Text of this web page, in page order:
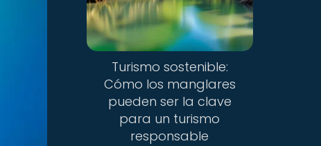
Turismo sostenible:
Cómo los manglares
pueden ser la clave
para un turismo
responsable